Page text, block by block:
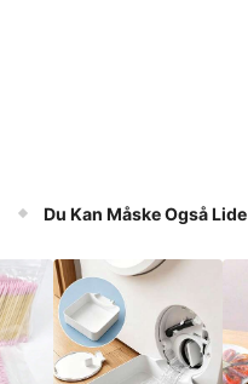
Du Kan Måske Også Lide